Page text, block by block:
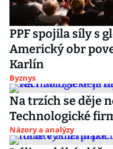
PPF spojila síly s
Americký obr
Karlín
Byznys
Na trzích se děje
Technologické
Názory a analýzy